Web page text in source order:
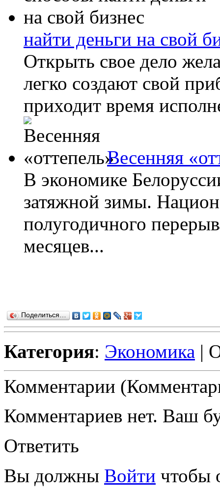
найти деньги на свой
Открыть свое дело
легко создают свой
приходит время
Весенняя
В экономике
затяжной зимы.
полугодичного
месяцев...
Поделиться…
Категория: Экономика |
Комментарии
Комментариев нет. Ваш
Ответить
Вы должны Войти чтобы